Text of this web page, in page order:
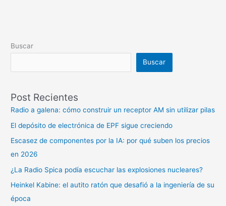
Buscar
Buscar
Post Recientes
Radio a galena: cómo construir un receptor AM sin utilizar pilas
El depósito de electrónica de EPF sigue creciendo
Escasez de componentes por la IA: por qué suben los precios
en 2026
¿La Radio Spica podía escuchar las explosiones nucleares?
Heinkel Kabine: el autito ratón que desafió a la ingeniería de su
época